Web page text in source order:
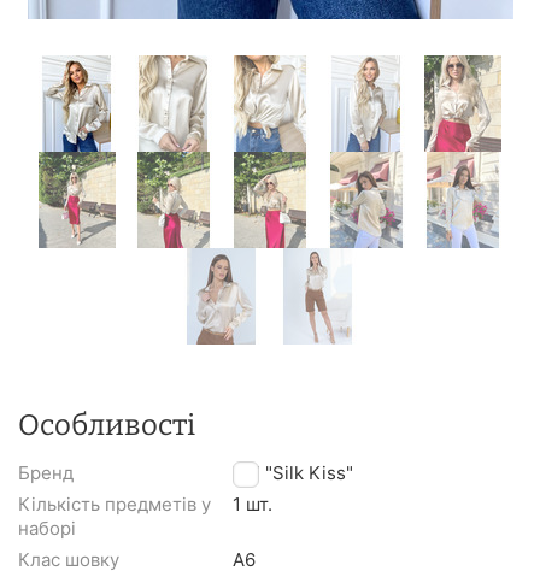
Особливості
Бренд
TM "Silk Kiss"
Кількість предметів у
наборі
1 шт.
Клас шовку
A6